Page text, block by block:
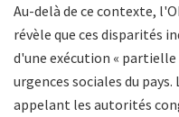
Au-delà de ce contexte,
révèle que ces disparités
d'une exécution « partielle
urgences sociales du
appelant les autorités